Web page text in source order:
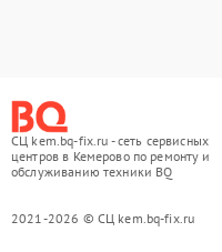
СЦ kem.bq-fix.ru - сеть сервисных
центров в Кемерово по ремонту и
обслуживанию техники BQ
2021-2026 © СЦ kem.bq-fix.ru